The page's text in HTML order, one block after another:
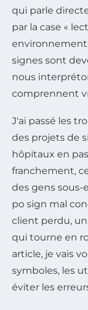
qui parle
par la case «
signes sont
nous
comprennent
J'ai passé les
des projets de
hôpitaux en
franchement,
des gens
po sign mal
client perdu,
qui tourne en
article, je vais
symboles, les
éviter les